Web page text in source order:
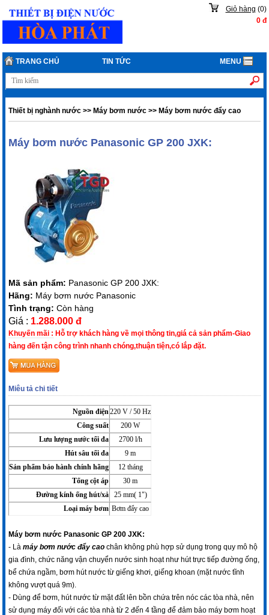
Giỏ hàng (0)
0đ
TRANG CHỦ TIN TỨC MENU
Thiết bị nghành nước >>Máy bơm nước >>Máy bơm nước đẩy cao
Máy bơm nước Panasonic GP 200 JXK:
Mã sản phẩm: Panasonic GP 200 JXK:
Hãng: Máy bơm nước Panasonic
Tình trạng:Còn hàng
Giá : 1.288.000 đ
Khuyến mãi : Hỗ trợ khách hàng về mọi thông tin,giá cả sản phẩm-Giao
hàng đến tận công trình nhanh chóng,thuận tiện,có lắp đặt.
Miêu tả chi tiết
Nguồn điện 220 V / 50 Hz
Công suất
200 W
Lưu lượng nước tối đa
2700 l/h
Hút sâu tối đa
9 m
Sản phẩm bảo hành chính hãng
12 tháng
Tổng cột áp
30 m
Đường kính ống hút/xả
25 mm( 1")
Loại máy bơm Bơm đẩy cao
Máy bơm nước Panasonic GP 200 JXK:
- Làmáy bơm nước đẩy cao chân không phù hợp sử dụng trong quy mô hộ
gia đình, chức năng vận chuyển nước sinh hoạt như hút trực tiếp đường ống,
bể chứa ngầm, bơm hút nước từ giếng khơi, giếng khoan (mặt nước tĩnh
không vượt quá 9m).
- Dùng để bơm, hút nước từ mặt đất lên bồn chứa trên nóc các tòa nhà, nên
sử dụng máy đối với các tòa nhà từ 2 đến 4 tầng để đảm bảo máy bơm hoạt